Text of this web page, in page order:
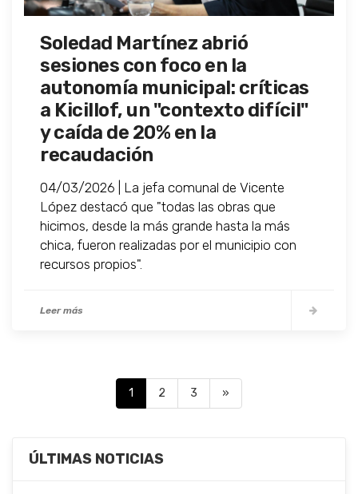
Soledad Martínez abrió
sesiones con foco en la
autonomía municipal: críticas
a Kicillof, un "contexto difícil"
y caída de 20% en la
recaudación
04/03/2026 | La jefa comunal de Vicente
López destacó que "todas las obras que
hicimos, desde la más grande hasta la más
chica, fueron realizadas por el municipio con
recursos propios".
Leer más
1 2 3 »
ÚLTIMAS NOTICIAS